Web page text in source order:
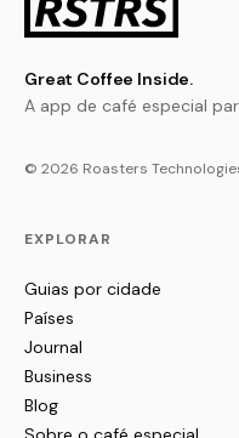
Great Coffee Inside.
A app de café especial
© 2026 Roasters
EXPLORAR
Guias por cidade
Países
Journal
Business
Blog